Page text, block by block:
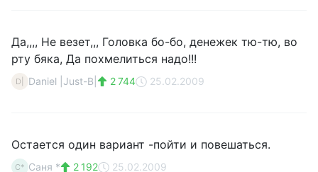
Да,,,, Не везет,,, Головка бо-бо, денежек тю-тю, во
рту бяка, Да похмелиться надо!!!
D| Daniel |Just-B| 2 744 25.02.2009
Остается один вариант -пойти и повешаться.
С* Саня * 2 192 25.02.2009